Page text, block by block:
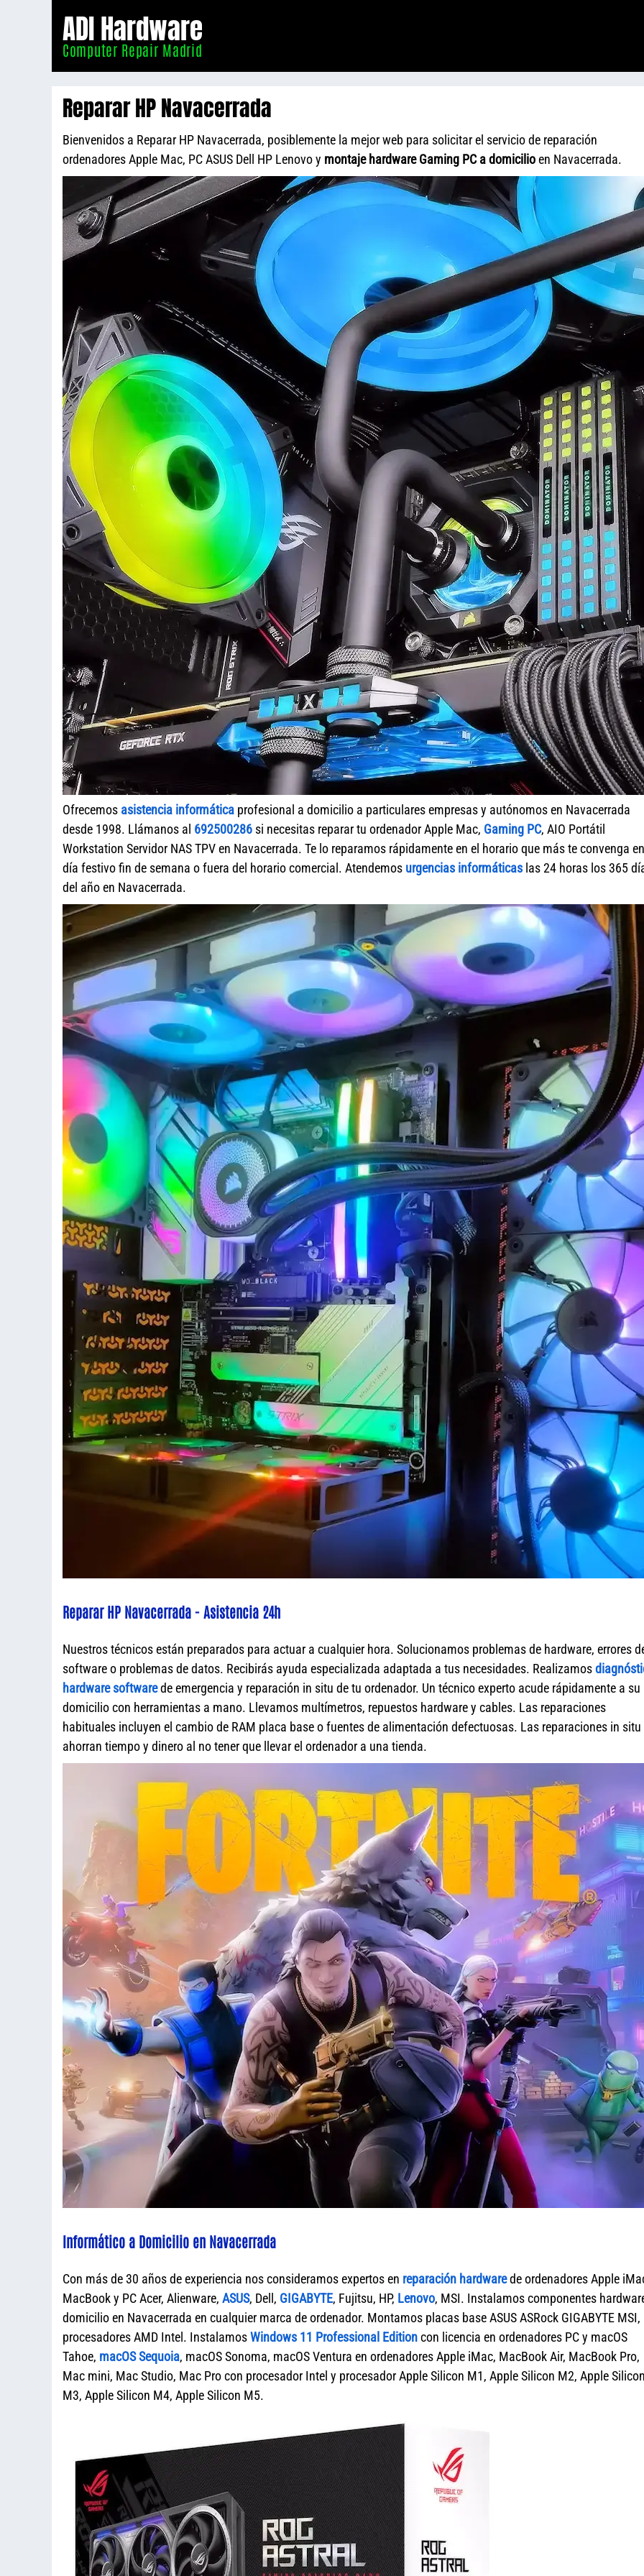
ADI Hardware
Computer Repair Madrid
Reparar HP Navacerrada
Bienvenidos a Reparar HP Navacerrada, posiblemente la mejor web para solicitar el servicio de reparación
ordenadores Apple Mac, PC ASUS Dell HP Lenovo y montaje hardware Gaming PC a domicilioen Navacerrada.
Ofrecemos asistencia informática profesional a domicilio a particulares empresas y autónomos en Navacerrada
desde 1998. Llámanos al 692500286 si necesitas reparar tu ordenador Apple Mac, Gaming PC, AIO Portátil
Workstation Servidor NAS TPV en Navacerrada. Te lo reparamos rápidamente en el horario que más te convenga en
día festivo fin de semana o fuera del horario comercial. Atendemos urgencias informáticas las 24 horas los 365
del año en Navacerrada.
Reparar HP Navacerrada - Asistencia 24h
Nuestros técnicos están preparados para actuar a cualquier hora. Solucionamos problemas de hardware, errores
software o problemas de datos. Recibirás ayuda especializada adaptada a tus necesidades. Realizamos
hardware softwarede emergencia y reparación in situ de tu ordenador. Un técnico experto acude rápidamente a su
domicilio con herramientas a mano. Llevamos multímetros, repuestos hardware y cables. Las reparaciones
habituales incluyen el cambio de RAM placa base o fuentes de alimentación defectuosas. Las reparaciones in situ
ahorran tiempo y dinero al no tener que llevar el ordenador a una tienda.
Informático a Domicilio en Navacerrada
Con más de 30 años de experiencia nos consideramos expertos en reparación hardwarede ordenadores Apple
MacBook y PC Acer, Alienware, ASUS, Dell, GIGABYTE, Fujitsu, HP, Lenovo, MSI. Instalamos componentes
domicilio en Navacerrada en cualquier marca de ordenador. Montamos placas base ASUS ASRock GIGABYTE MSI,
procesadores AMD Intel. InstalamosWindows 11 Professional Editioncon licencia en ordenadores PC y macOS
Tahoe, macOS Sequoia, macOS Sonoma, macOS Ventura en ordenadores Apple iMac, MacBook Air, MacBook Pro,
Mac mini, Mac Studio, Mac Pro con procesador Intel y procesador Apple Silicon M1, Apple Silicon M2, Apple
M3, Apple Silicon M4, Apple Silicon M5.